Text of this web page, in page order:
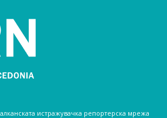
истражувачка репортерска мрежа